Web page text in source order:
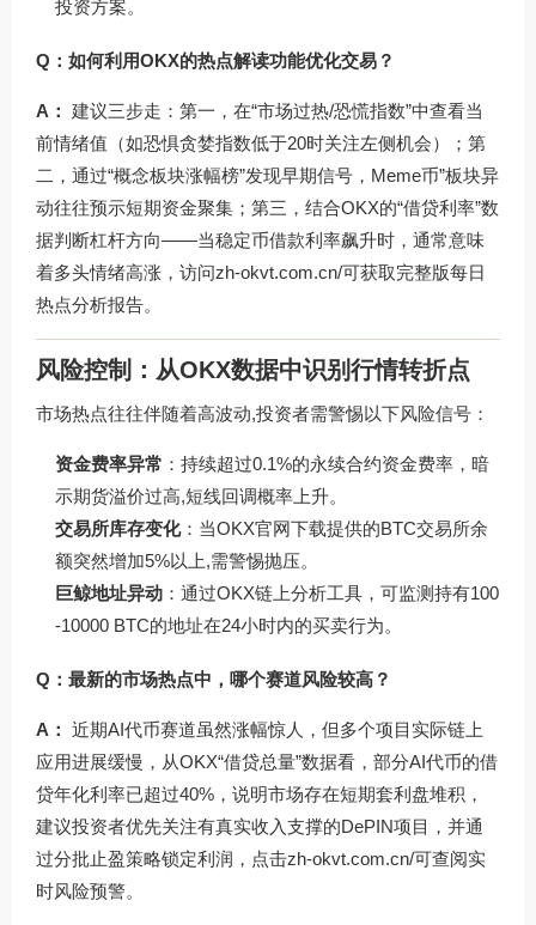
投资方案。
Q：如何利用OKX的热点解读功能优化交易？
A： 建议三步走：第一，在“市场过热/恐慌指数”中查看当
前情绪值（如恐惧贪婪指数低于20时关注左侧机会）；第
二，通过“概念板块涨幅榜”发现早期信号，Meme币”板块异
动往往预示短期资金聚集；第三，结合OKX的“借贷利率”数
据判断杠杆方向——当稳定币借款利率飙升时，通常意味
着多头情绪高涨，访问zh-okvt.com.cn/可获取完整版每日
热点分析报告。
风险控制：从OKX数据中识别行情转折点
市场热点往往伴随着高波动,投资者需警惕以下风险信号：
资金费率异常 ：持续超过0.1%的永续合约资金费率，暗
示期货溢价过高,短线回调概率上升。
交易所库存变化：当OKX官网下载提供的BTC交易所余
额突然增加5%以上,需警惕抛压。
巨鲸地址异动 ：通过OKX链上分析工具，可监测持有100
-10000 BTC的地址在24小时内的买卖行为。
Q：最新的市场热点中，哪个赛道风险较高？
A： 近期AI代币赛道虽然涨幅惊人，但多个项目实际链上
应用进展缓慢，从OKX“借贷总量”数据看，部分AI代币的借
贷年化利率已超过40%，说明市场存在短期套利盘堆积，
建议投资者优先关注有真实收入支撑的DePIN项目，并通
过分批止盈策略锁定利润，点击zh-okvt.com.cn/可查阅实
时风险预警。